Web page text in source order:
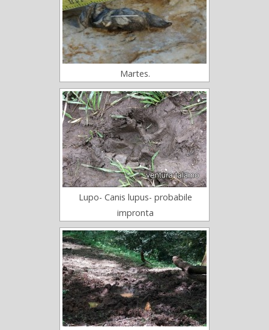
Martes.
Lupo- Canis lupus- probabile
impronta